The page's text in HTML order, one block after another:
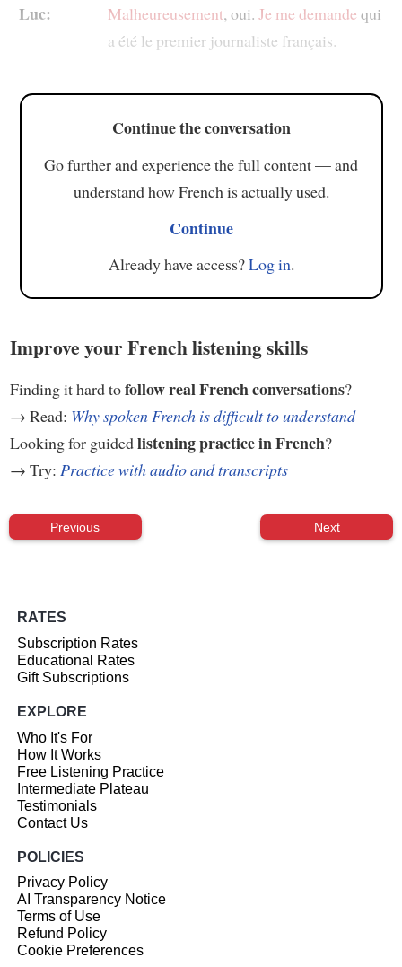
Luc: Malheureusement, oui. Je me demande qui
a été le premier journaliste français.
Continue the conversation
Go further and experience the full content — and
understand how French is actually used.
Continue
Already have access?Log in.
Improve your French listening skills
Finding it hard tofollow real French conversations?
→ Read: Why spoken French is difficult to understand
Looking for guidedlistening practice in French?
→ Try: Practice with audio and transcripts
Previous Next
RATES
Subscription Rates
Educational Rates
Gift Subscriptions
EXPLORE
Who It's For
How It Works
Free Listening Practice
Intermediate Plateau
Testimonials
Contact Us
POLICIES
Privacy Policy
AI Transparency Notice
Terms of Use
Refund Policy
Cookie Preferences